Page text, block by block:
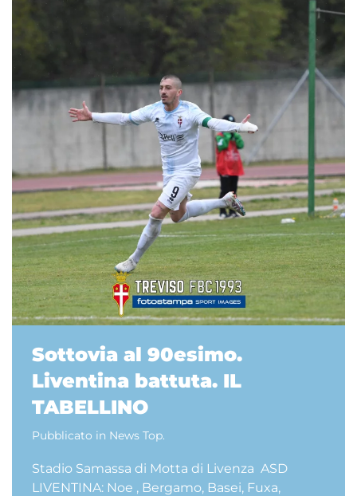
Sottovia al 90esimo.
Liventina battuta. IL
TABELLINO
Pubblicato in News Top.
Stadio Samassa di Motta di Livenza ASD
LIVENTINA: Noe , Bergamo, Basei, Fuxa,